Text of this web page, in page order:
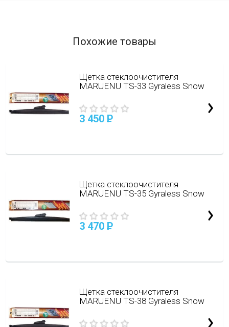
Похожие товары
Щетка стеклоочистителя
MARUENU TS-33 Gyraless Snow
3 450 P
Щетка стеклоочистителя
MARUENU TS-35 Gyraless Snow
3 470 P
Щетка стеклоочистителя
MARUENU TS-38 Gyraless Snow